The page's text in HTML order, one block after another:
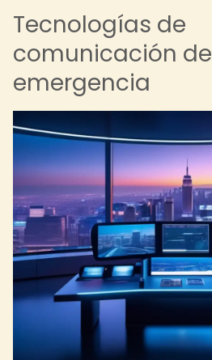
Tecnologías de
comunicación de
emergencia